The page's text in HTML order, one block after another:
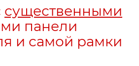
существенными
панели
и самой рамки